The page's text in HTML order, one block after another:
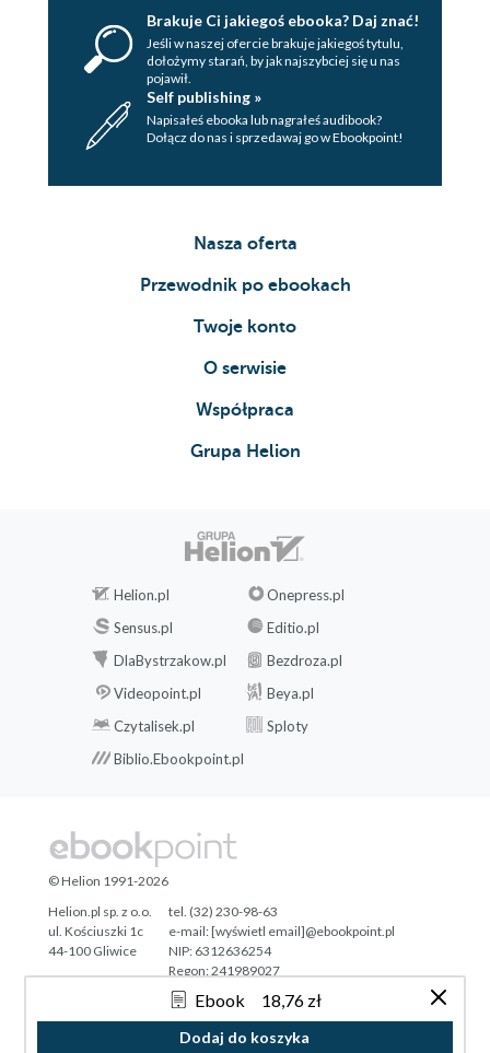
Ebook 18,76 zł
Dodaj do koszyka
Brakuje Ci jakiegoś ebooka? Daj znać!
Jeśli w naszej ofercie brakuje jakiegoś tytulu,
dołożymy starań, by jak najszybciej się u nas
pojawił.
Self publishing »
Napisałeś ebooka lub nagrałeś audibook?
Dołącz do nas i sprzedawaj go w Ebookpoint!
Nasza oferta
Przewodnik po ebookach
Twoje konto
O serwisie
Współpraca
Grupa Helion
Helion.pl
Onepress.pl
Sensus.pl
Editio.pl
DlaBystrzakow.pl
Bezdroza.pl
Videopoint.pl
Beya.pl
Czytalisek.pl
Sploty
Biblio.Ebookpoint.pl
Tonik.pl
© Helion 1991-2026
Helion.pl sp. z o.o.
ul. Kościuszki 1c
44-100 Gliwice
tel. (32) 230-98-63
e-mail:[wyświetl email]@ebookpoint.pl
NIP: 6312636254
Regon: 241989027